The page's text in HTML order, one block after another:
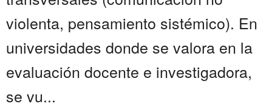
violenta, pensamiento sistémico). En
universidades donde se valora en la
evaluación docente e investigadora,
se vu...